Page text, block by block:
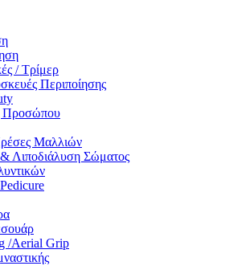
/ Τρίμερ
Περιποίησης
Προσώπου
Μαλλιών
Λιποδιάλυση Σώματος
/Aerial Grip